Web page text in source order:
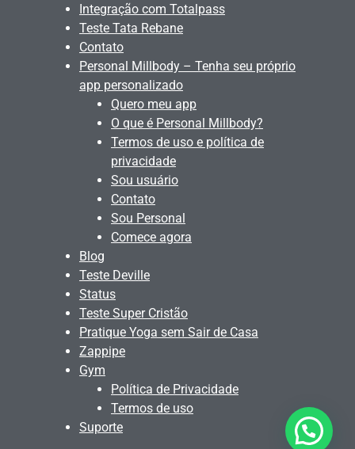
Integração com Totalpass
Teste Tata Rebane
Contato
Personal Millbody – Tenha seu próprio
app personalizado
Quero meu app
O que é Personal Millbody?
Termos de uso e política de
privacidade
Sou usuário
Contato
Sou Personal
Comece agora
Blog
Teste Deville
Status
Teste Super Cristão
Pratique Yoga sem Sair de Casa
Zappipe
Gym
Política de Privacidade
Termos de uso
Suporte